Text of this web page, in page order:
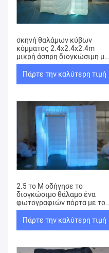
σκηνή θαλάμων κύβων
κόμματος 2.4x2.4x2.4m
μικρή άσπρη διογκώσιμη με
2 πόρτες
Πάρτε την καλύτερη τιμή
2.5 το Μ οδήγησε το
διογκώσιμο θάλαμο ένα
φωτογραφιών πόρτα με το
μεταβαλλόμενο φως
χρώματος
Πάρτε την καλύτερη τιμή